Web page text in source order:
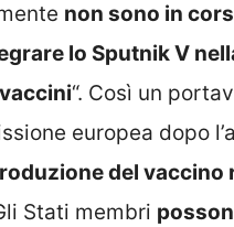
non sono in
lo Sputnik V
“. Così un
europea dopo
del vaccino
Stati membri